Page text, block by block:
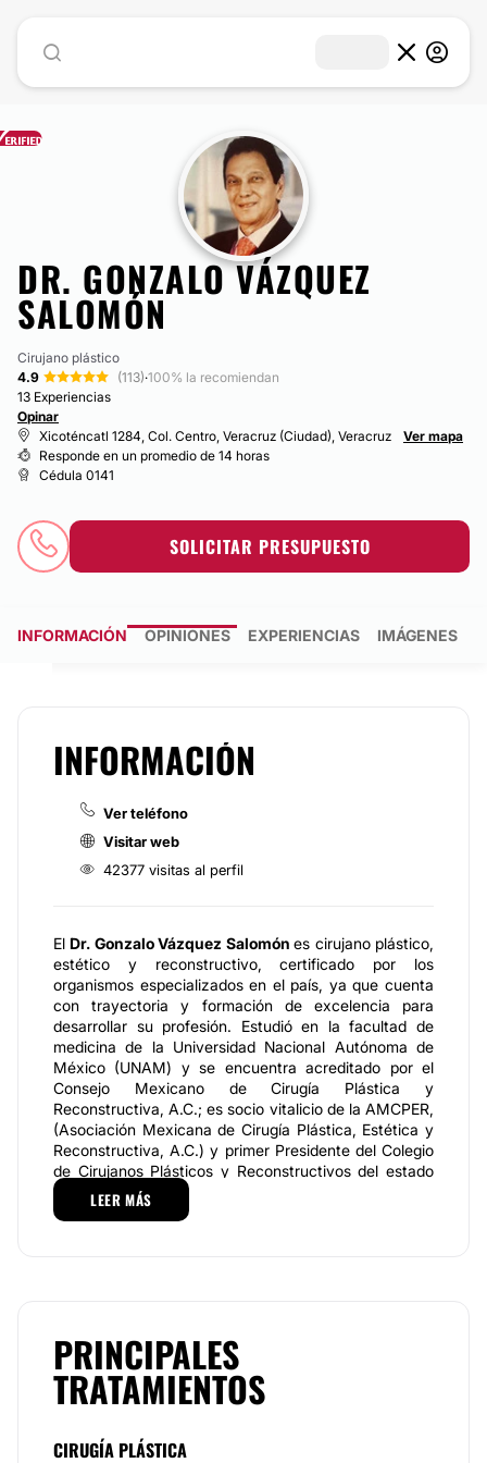
DR. GONZALO VÁZQUEZ
SALOMÓN
Cirujano plástico
4.9
(113)·100% la recomiendan
13 Experiencias
Opinar
Xicoténcatl 1284, Col. Centro, Veracruz (Ciudad), Veracruz
Ver mapa
Responde en un promedio de 14 horas
Cédula 0141
SOLICITAR PRESUPUESTO
INFORMACIÓN OPINIONES EXPERIENCIAS IMÁGENES
INFORMACIÓN
Ver teléfono
Visitar web
42377 visitas al perfil
ElDr. Gonzalo Vázquez Salomónes cirujano plástico,
estético y reconstructivo, certificado por los
organismos especializados en el país, ya que cuenta
con trayectoria y formación de excelencia para
desarrollar su profesión. Estudió en la facultad de
medicina de la Universidad Nacional Autónoma de
México (UNAM) y se encuentra acreditado por el
Consejo Mexicano de Cirugía Plástica y
Reconstructiva, A.C.; es socio vitalicio de la AMCPER,
(Asociación Mexicana de Cirugía Plástica, Estética y
Reconstructiva, A.C.) y primer Presidente del Colegio
de Cirujanos Plásticos y Reconstructivos del estado
de Veracruz.
Especialidades
ElDr. Gonzalo Vázquez Salomón
cirugía de la cara, cirugía de abdomen
LEER MÁS
PRINCIPALES
TRATAMIENTOS
CIRUGÍA PLÁSTICA